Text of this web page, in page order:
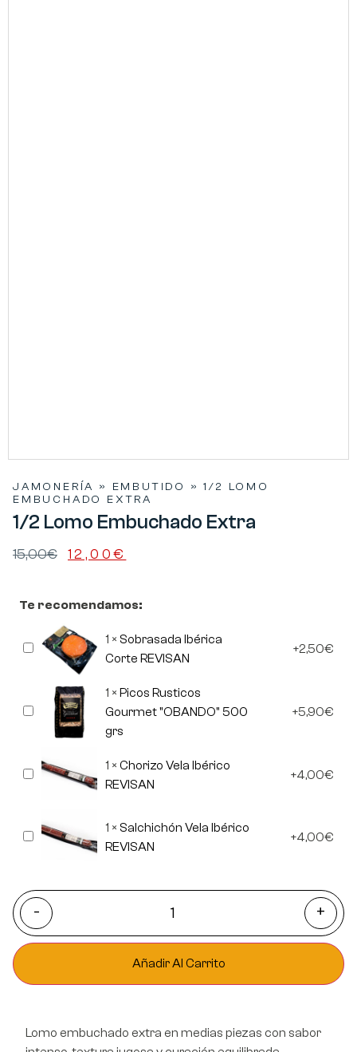
JAMONERÍA » EMBUTIDO »1/2 LOMO
EMBUCHADO EXTRA
1/2 Lomo Embuchado Extra
15,00€ 12,00 €
Te recomendamos:
Sobrasada
Ibérica
REVISAN
1 × Sobrasada Ibérica
Corte REVISAN
2,50€
Picos
Rusticos
Gourmet
500
grs
1 × Picos Rusticos
Gourmet "OBANDO" 500
grs
5,90€
Chorizo
1 × Chorizo Vela Ibérico
REVISAN
4,00€
Salchichón
1 × Salchichón Vela Ibérico
REVISAN
4,00€
- +
Añadir Al Carrito
Lomo embuchado extra en medias piezas con sabor